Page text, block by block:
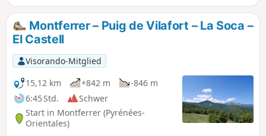
Montferrer – Puig de Vilafort – La Soca –
El Castell
Visorando-Mitglied
15,12 km
+842 m
-846 m
6:45 Std.
Schwer
Start in Montferrer (Pyrénées-
Orientales)